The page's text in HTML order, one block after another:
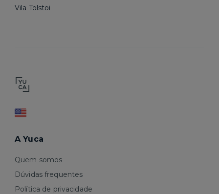
Vila Tolstoi
A Yuca
Quem somos
Dúvidas frequentes
Política de privacidade